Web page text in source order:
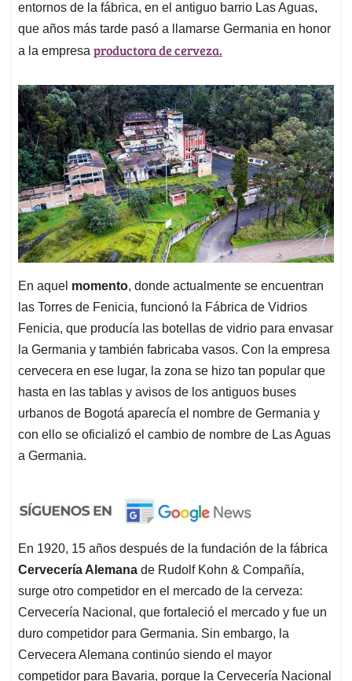
entornos de la fábrica, en el antiguo barrio Las Aguas,
que años más tarde pasó a llamarse Germania en honor
a la empresa productora de cerveza.
En aquel momento, donde actualmente se encuentran
las Torres de Fenicia, funcionó la Fábrica de Vidrios
Fenicia, que producía las botellas de vidrio para envasar
la Germania y también fabricaba vasos. Con la empresa
cervecera en ese lugar, la zona se hizo tan popular que
hasta en las tablas y avisos de los antiguos buses
urbanos de Bogotá aparecía el nombre de Germania y
con ello se oficializó el cambio de nombre de Las Aguas
a Germania.
En 1920, 15 años después de la fundación de la fábrica
Cervecería Alemana de Rudolf Kohn & Compañía,
surge otro competidor en el mercado de la cerveza:
Cervecería Nacional, que fortaleció el mercado y fue un
duro competidor para Germania. Sin embargo, la
Cervecera Alemana continúo siendo el mayor
competidor para Bavaria, porque la Cervecería Nacional